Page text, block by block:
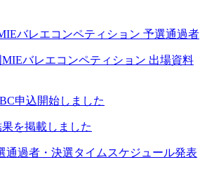
バレエコンペティション 予選通過者
バレエコンペティション 出場資料
申込開始しました
を掲載しました
通過者・決選タイムスケジュール発表